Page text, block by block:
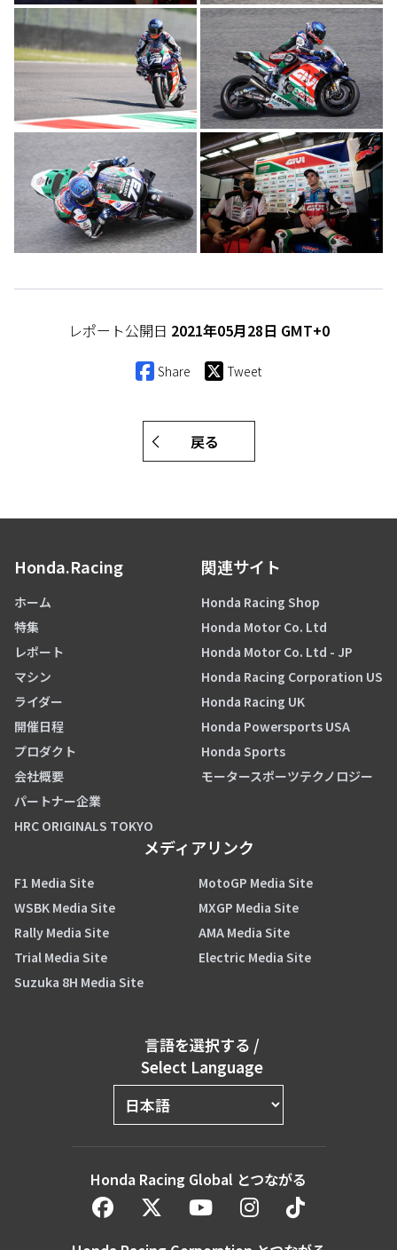
レポート公開日 2021年05月28日 GMT+0
Share Tweet
戻る
Honda.Racing
ホーム
特集
レポート
マシン
ライダー
開催日程
プロダクト
会社概要
パートナー企業
HRC ORIGINALS TOKYO
関連サイト
Honda Racing Shop
Honda Motor Co. Ltd
Honda Motor Co. Ltd - JP
Honda Racing Corporation US
Honda Racing UK
Honda Powersports USA
Honda Sports
モータースポーツテクノロジー
メディアリンク
F1 Media Site
MotoGP Media Site
WSBK Media Site
MXGP Media Site
Rally Media Site
AMA Media Site
Trial Media Site
Electric Media Site
Suzuka 8H Media Site
言語を選択する /
Select Language
Honda Racing Global とつながる